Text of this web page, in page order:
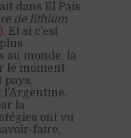
dans El País
de lithium
Et si c’est
au monde, la
le moment
l’Argentine.
la
ont vu
faire,